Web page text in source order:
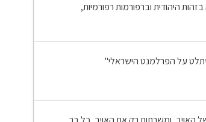
היהודית וברפורמות רפורמיות,
על הפרלמנט הישראלי"